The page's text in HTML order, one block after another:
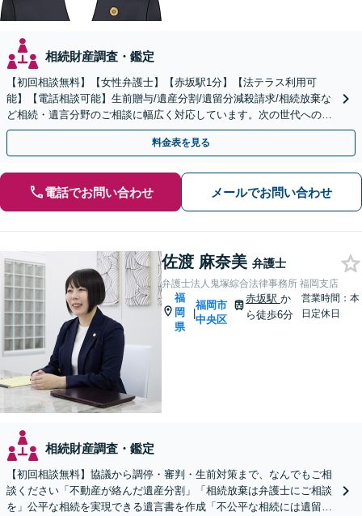
相続財産調査・鑑定
【初回相談無料】【女性弁護士】【赤坂駅1分】【法テラス利用可
能】【電話相談可能】生前贈与/遺産分割/遺留分減殺請求/相続放棄な
ど相続・遺言分野のご相談に幅広く対応しています。次の世代へのよ
り良いバトンパスをお手伝いさせていただきます。
料金表を見る
電話でお問い合わせ メールでお問い合わせ
佐渡 麻奈美 弁護士
弁護士法人鬼塚綜合法律事務所 福岡支店
福
岡
県
|
福岡市
中央区
赤坂駅 か
ら徒歩6分
営業時間：本
日定休日
相続財産調査・鑑定
【初回相談無料】協議から調停・審判・生前対策まで、なんでもご相
談ください「不動産が絡んだ遺産分割」「相続放棄は弁護士にご相談
を」公平な相続を実現できる遺言書を作成「不公平な相続には遺留分